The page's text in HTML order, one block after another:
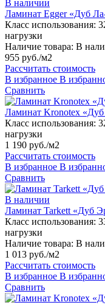
В наличии
Ламинат Egger «Дуб
Класс использования:
нагрузки
Наличие товара: В
955 руб./м2
Рассчитать стоимость
В избранное В
Сравнить
Ламинат Kronotex
Класс использования:
нагрузки
1 190 руб./м2
Рассчитать стоимость
В избранное В
Сравнить
В наличии
Ламинат Tarkett «Дуб
Класс использования:
нагрузки
Наличие товара: В
1 013 руб./м2
Рассчитать стоимость
В избранное В
Сравнить